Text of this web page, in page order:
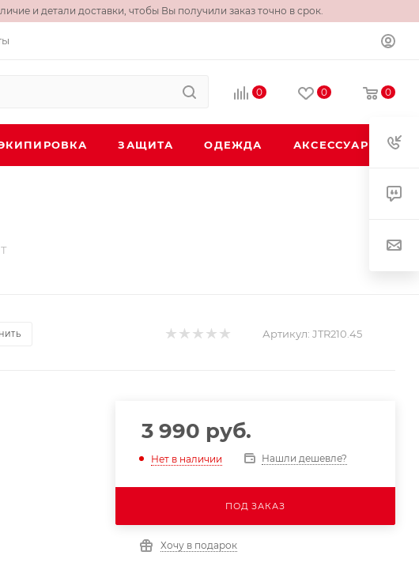
и детали доставки, чтобы Вы получили заказ точно в срок.
0 0 0
ЗАЩИТА ОДЕЖДА АКСЕССУАРЫ
Артикул: JTR210.45
3 990 руб.
Нет в наличии Нашли дешевле?
ПОД ЗАКАЗ
Хочу в подарок